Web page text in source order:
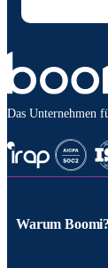
Das Unternehmen
Warum Boomi?